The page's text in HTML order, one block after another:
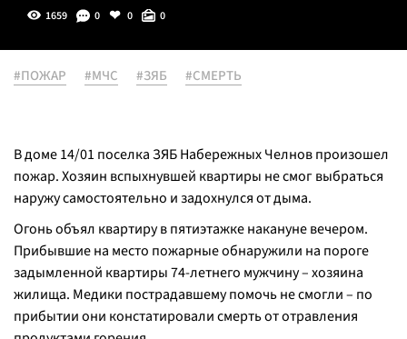
1659 0 0 0
#ПОЖАР #МЧС #ЗЯБ #СМЕРТЬ
В доме 14/01 поселка ЗЯБ Набережных Челнов произошел
пожар. Хозяин вспыхнувшей квартиры не смог выбраться
наружу самостоятельно и задохнулся от дыма.
Огонь объял квартиру в пятиэтажке накануне вечером.
Прибывшие на место пожарные обнаружили на пороге
задымленной квартиры 74-летнего мужчину – хозяина
жилища. Медики пострадавшему помочь не смогли – по
прибытии они констатировали смерть от отравления